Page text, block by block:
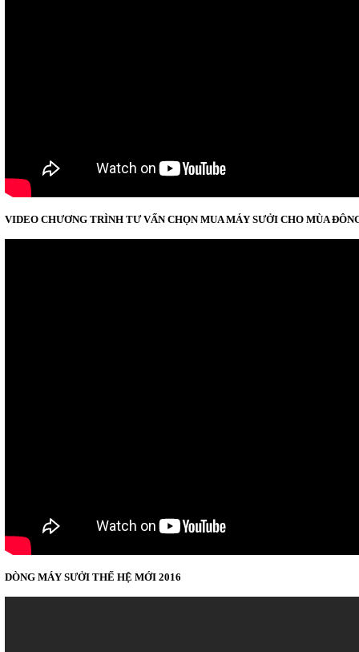
VIDEO CHƯƠNG TRÌNH TƯ VẤN CHỌN MUA MÁY SƯỞI CHO MÙA
DÒNG MÁY SƯỞI THẾ HỆ MỚI 2016